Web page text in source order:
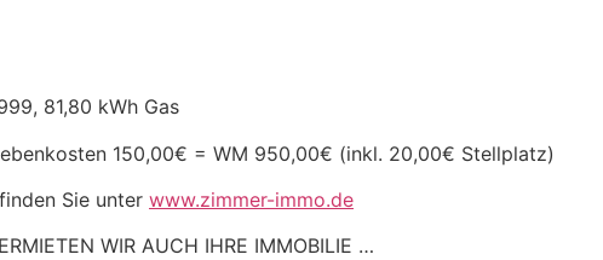
81,80 kWh Gas
150,00€ = WM 950,00€ (inkl. 20,00€ Stellplatz)
Sie unter www.zimmer-immo.de
WIR AUCH IHRE IMMOBILIE …